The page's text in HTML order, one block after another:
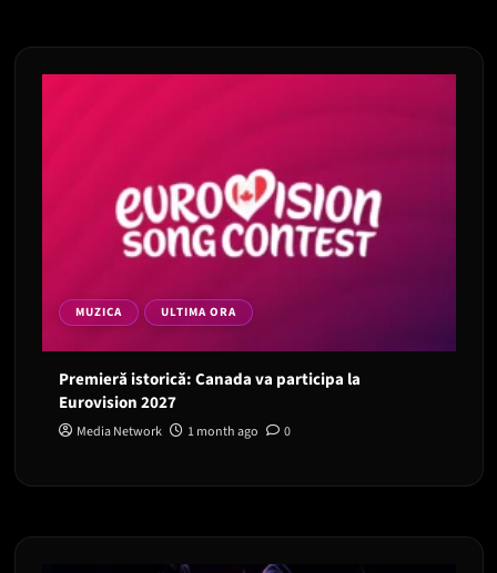
MUZICA ULTIMA ORA
Premieră istorică: Canada va participa la
Eurovision 2027
Media Network 1 month ago 0